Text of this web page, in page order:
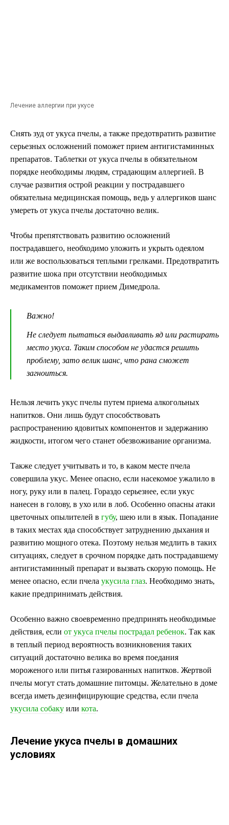
Лечение аллергии при укусе
Снять зуд от укуса пчелы, а также предотвратить развитие
серьезных осложнений поможет прием антигистаминных
препаратов. Таблетки от укуса пчелы в обязательном
порядке необходимы людям, страдающим аллергией. В
случае развития острой реакции у пострадавшего
обязательна медицинская помощь, ведь у аллергиков шанс
умереть от укуса пчелы достаточно велик.
Чтобы препятствовать развитию осложнений
пострадавшего, необходимо уложить и укрыть одеялом
или же воспользоваться теплыми грелками. Предотвратить
развитие шока при отсутствии необходимых
медикаментов поможет прием Димедрола.
Важно!
Не следует пытаться выдавливать яд или растирать
место укуса. Таким способом не удастся решить
проблему, зато велик шанс, что рана сможет
загноиться.
Нельзя лечить укус пчелы путем приема алкогольных
напитков. Они лишь будут способствовать
распространению ядовитых компонентов и задержанию
жидкости, итогом чего станет обезвоживание организма.
Также следует учитывать и то, в каком месте пчела
совершила укус. Менее опасно, если насекомое ужалило в
ногу, руку или в палец. Гораздо серьезнее, если укус
нанесен в голову, в ухо или в лоб. Особенно опасны атаки
цветочных опылителей в губу, шею или в язык. Попадание
в таких местах яда способствует затруднению дыхания и
развитию мощного отека. Поэтому нельзя медлить в таких
ситуациях, следует в срочном порядке дать пострадавшему
антигистаминный препарат и вызвать скорую помощь. Не
менее опасно, если пчела укусила глаз. Необходимо знать,
какие предпринимать действия.
Особенно важно своевременно предпринять необходимые
действия, если от укуса пчелы пострадал ребенок. Так как
в теплый период вероятность возникновения таких
ситуаций достаточно велика во время поедания
мороженого или питья газированных напитков. Жертвой
пчелы могут стать домашние питомцы. Желательно в доме
всегда иметь дезинфицирующие средства, если пчела
укусила собаку или кота.
Лечение укуса пчелы в домашних
условиях